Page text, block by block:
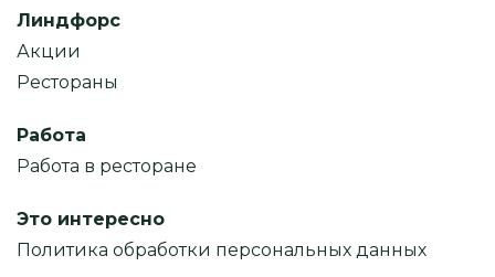
Линдфорс
Акции
Рестораны
Работа
Работа в ресторане
Это интересно
Политика обработки персональных данных